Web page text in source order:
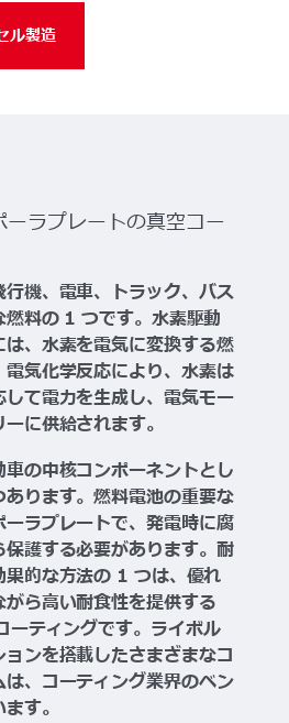
ル製造
ラプレートの真空コー
機、電車、トラック、バス
料の 1 つです。水素駆動
、水素を電気に変換する燃
気化学反応により、水素は
て電力を生成し、電気モー
に供給されます。
の中核コンポーネントとし
ります。燃料電池の重要な
ラプレートで、発電時に腐
護する必要があります。耐
的な方法の 1 つは、優れ
ら高い耐食性を提供する
ーティングです。ライボル
ョンを搭載したさまざまなコ
、コーティング業界のベン
す。